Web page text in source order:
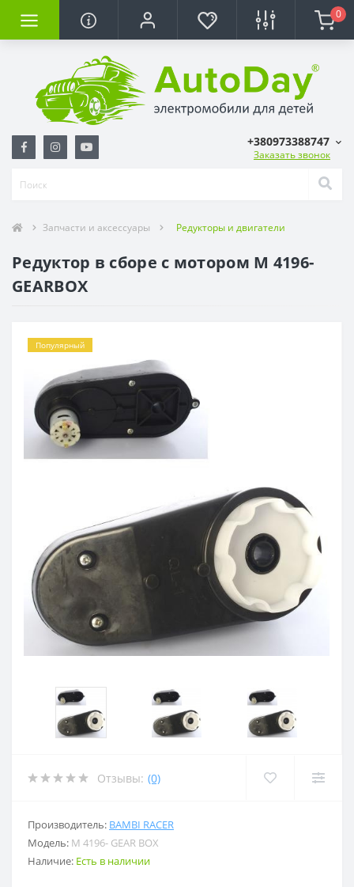
0
+380973388747
Заказать звонок
Запчасти и аксессуары Редукторы и двигатели
Редуктор в сборе с мотором M 4196-
GEARBOX
Популярный
Отзывы: (0)
Производитель: BAMBI RACER
Модель: M 4196- GEAR BOX
Наличие: Есть в наличии